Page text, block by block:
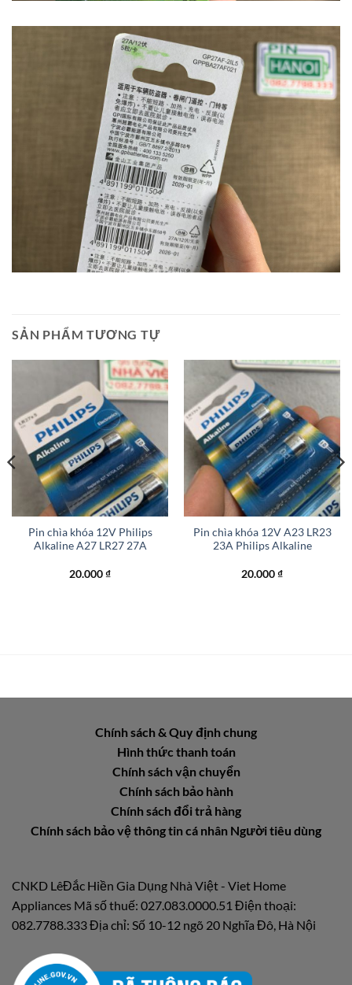
SẢN PHẨM TƯƠNG TỰ
Pin chìa khóa 12V Philips
Alkaline A27 LR27 27A
20.000₫
Pin chìa khóa 12V A23 LR23
23A Philips Alkaline
20.000₫
Chính sách & Quy định chung
Hình thức thanh toán
Chính sách vận chuyển
Chính sách bảo hành
Chính sách đổi trả hàng
Chính sách bảo vệ thông tin cá nhân Người tiêu dùng
CNKD LêĐắc Hiền Gia Dụng Nhà Việt - Viet Home
Appliances Mã số thuế: 027.083.0000.51 Điện thoại:
082.7788.333 Địa chỉ: Số 10-12 ngõ 20 Nghĩa Đô, Hà Nội